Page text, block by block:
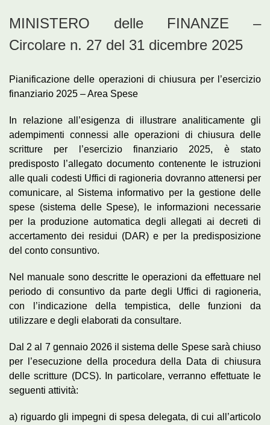
MINISTERO delle FINANZE –
Circolare n. 27 del 31 dicembre 2025
Pianificazione delle operazioni di chiusura per l’esercizio
finanziario 2025 – Area Spese
In relazione all’esigenza di illustrare analiticamente gli
adempimenti connessi alle operazioni di chiusura delle
scritture per l’esercizio finanziario 2025, è stato
predisposto l’allegato documento contenente le istruzioni
alle quali codesti Uffici di ragioneria dovranno attenersi per
comunicare, al Sistema informativo per la gestione delle
spese (sistema delle Spese), le informazioni necessarie
per la produzione automatica degli allegati ai decreti di
accertamento dei residui (DAR) e per la predisposizione
del conto consuntivo.
Nel manuale sono descritte le operazioni da effettuare nel
periodo di consuntivo da parte degli Uffici di ragioneria,
con l’indicazione della tempistica, delle funzioni da
utilizzare e degli elaborati da consultare.
Dal 2 al 7 gennaio 2026 il sistema delle Spese sarà chiuso
per l’esecuzione della procedura della Data di chiusura
delle scritture (DCS). In particolare, verranno effettuate le
seguenti attività:
a) riguardo gli impegni di spesa delegata, di cui all’articolo